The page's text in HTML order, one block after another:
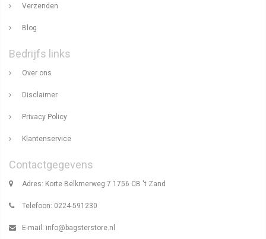
Verzenden
Blog
Bedrijfs links
Over ons
Disclaimer
Privacy Policy
Klantenservice
Contactgegevens
Adres: Korte Belkmerweg 7 1756 CB 't Zand
Telefoon: 0224-591230
E-mail: info@bagsterstore.nl